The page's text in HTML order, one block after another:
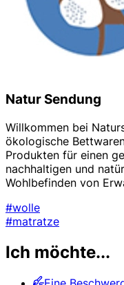
Natur Sendung
Willkommen bei
ökologische
Produkten für einen
nachhaltigen und
Wohlbefinden von
#wolle
#matratze
Ich möchte...